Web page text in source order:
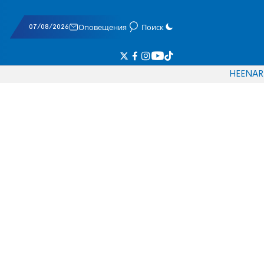
07/08/2026 Оповещения Поиск
HEENAR